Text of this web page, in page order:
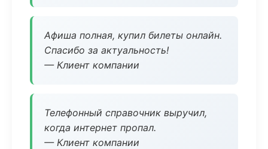
Афиша полная, купил билеты онлайн.
Спасибо за актуальность!
— Клиент компании
Телефонный справочник выручил,
когда интернет пропал.
— Клиент компании